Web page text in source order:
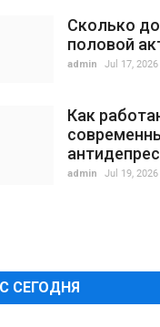
Сколько
половой
admin Jul 17, 2026
Как
admin Jul 19, 2026
СЕГОДНЯ